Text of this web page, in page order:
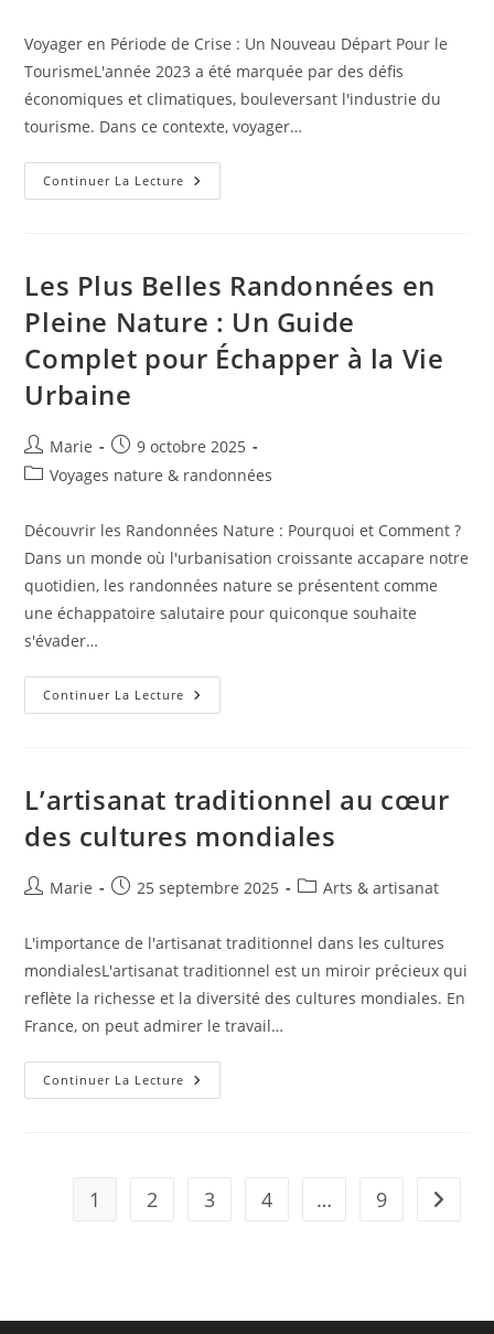
Voyager en Période de Crise : Un Nouveau Départ Pour le
TourismeL'année 2023 a été marquée par des défis
économiques et climatiques, bouleversant l'industrie du
tourisme. Dans ce contexte, voyager…
Continuer La Lecture Voyager
Pendant
Et
Survie
Tourisme
En
2023
Les Plus Belles Randonnées en
Pleine Nature : Un Guide
Complet pour Échapper à la Vie
Urbaine
Auteur/autrice
de
Marie
Publication
publiée :
9 octobre 2025
PostVoyages nature & randonnées
Découvrir les Randonnées Nature : Pourquoi et Comment ?
Dans un monde où l'urbanisation croissante accapare notre
quotidien, les randonnées nature se présentent comme
une échappatoire salutaire pour quiconque souhaite
s'évader…
Continuer La Lecture Les
Plus
Nature
:
Guide
Complet
Échapper
À
Urbaine
L’artisanat traditionnel au cœur
des cultures mondiales
Auteur/autrice
la
publication :
Marie
Publication
25 septembre 2025
PostArts & artisanat
L'importance de l'artisanat traditionnel dans les cultures
mondialesL'artisanat traditionnel est un miroir précieux qui
reflète la richesse et la diversité des cultures mondiales. En
France, on peut admirer le travail…
Continuer La Lecture L’artisanat
Traditionnel
1 2 3 4 … 9 Aller à